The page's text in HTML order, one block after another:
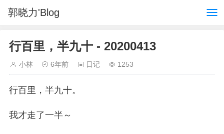
郭晓力'Blog
行百里，半九十 - 20200413
小林 6年前 日记 1253
行百里，半九十。
我才走了一半～